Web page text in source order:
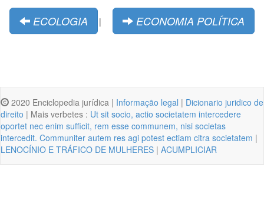
ECOLOGIA | ECONOMIA POLÍTICA
2020 Enciclopedia jurídica | Informação legal | Dicionario juridico de
direito | Mais verbetes : Ut sit socio, actio societatem intercedere
oportet nec enim sufficit, rem esse communem, nisi societas
intercedit. Communiter autem res agi potest ectiam citra societatem |
LENOCÍNIO E TRÁFICO DE MULHERES | ACUMPLICIAR